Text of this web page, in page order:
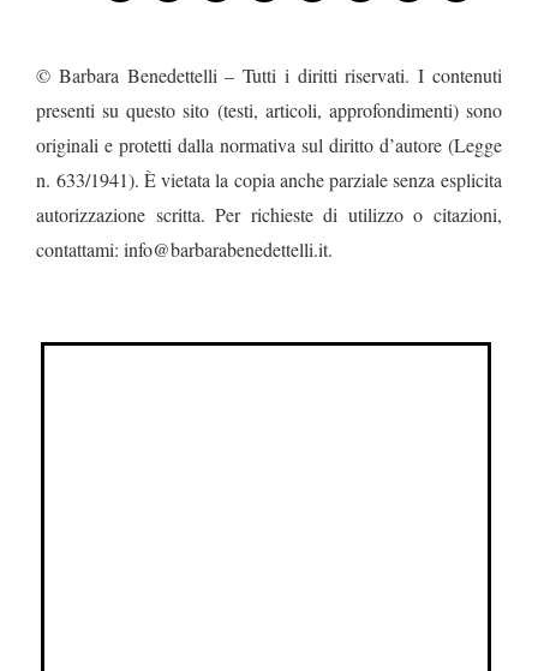
© Barbara Benedettelli – Tutti i diritti riservati. I contenuti
presenti su questo sito (testi, articoli, approfondimenti) sono
originali e protetti dalla normativa sul diritto d’autore (Legge
n. 633/1941). È vietata la copia anche parziale senza esplicita
autorizzazione scritta. Per richieste di utilizzo o citazioni,
contattami: info@barbarabenedettelli.it.